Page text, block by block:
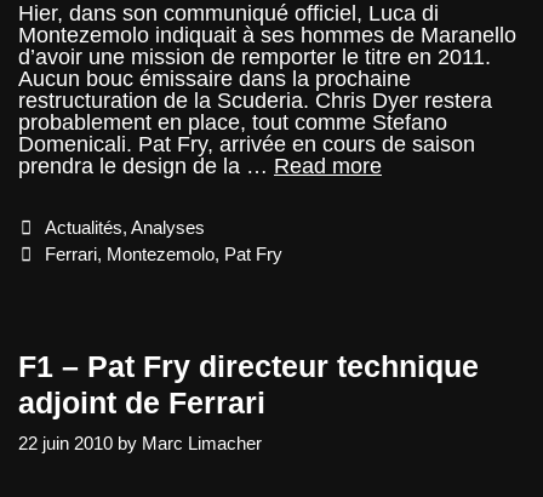
Hier, dans son communiqué officiel, Luca di
Montezemolo indiquait à ses hommes de Maranello
d’avoir une mission de remporter le titre en 2011.
Aucun bouc émissaire dans la prochaine
restructuration de la Scuderia. Chris Dyer restera
probablement en place, tout comme Stefano
Domenicali. Pat Fry, arrivée en cours de saison
prendra le design de la … Read moreFerrari
Categories
Actualités,Analyses
Tags
Ferrari, Montezemolo, Pat Fry
F1 – Pat Fry directeur technique
adjoint de Ferrari
22 juin 2010 by Marc Limacher